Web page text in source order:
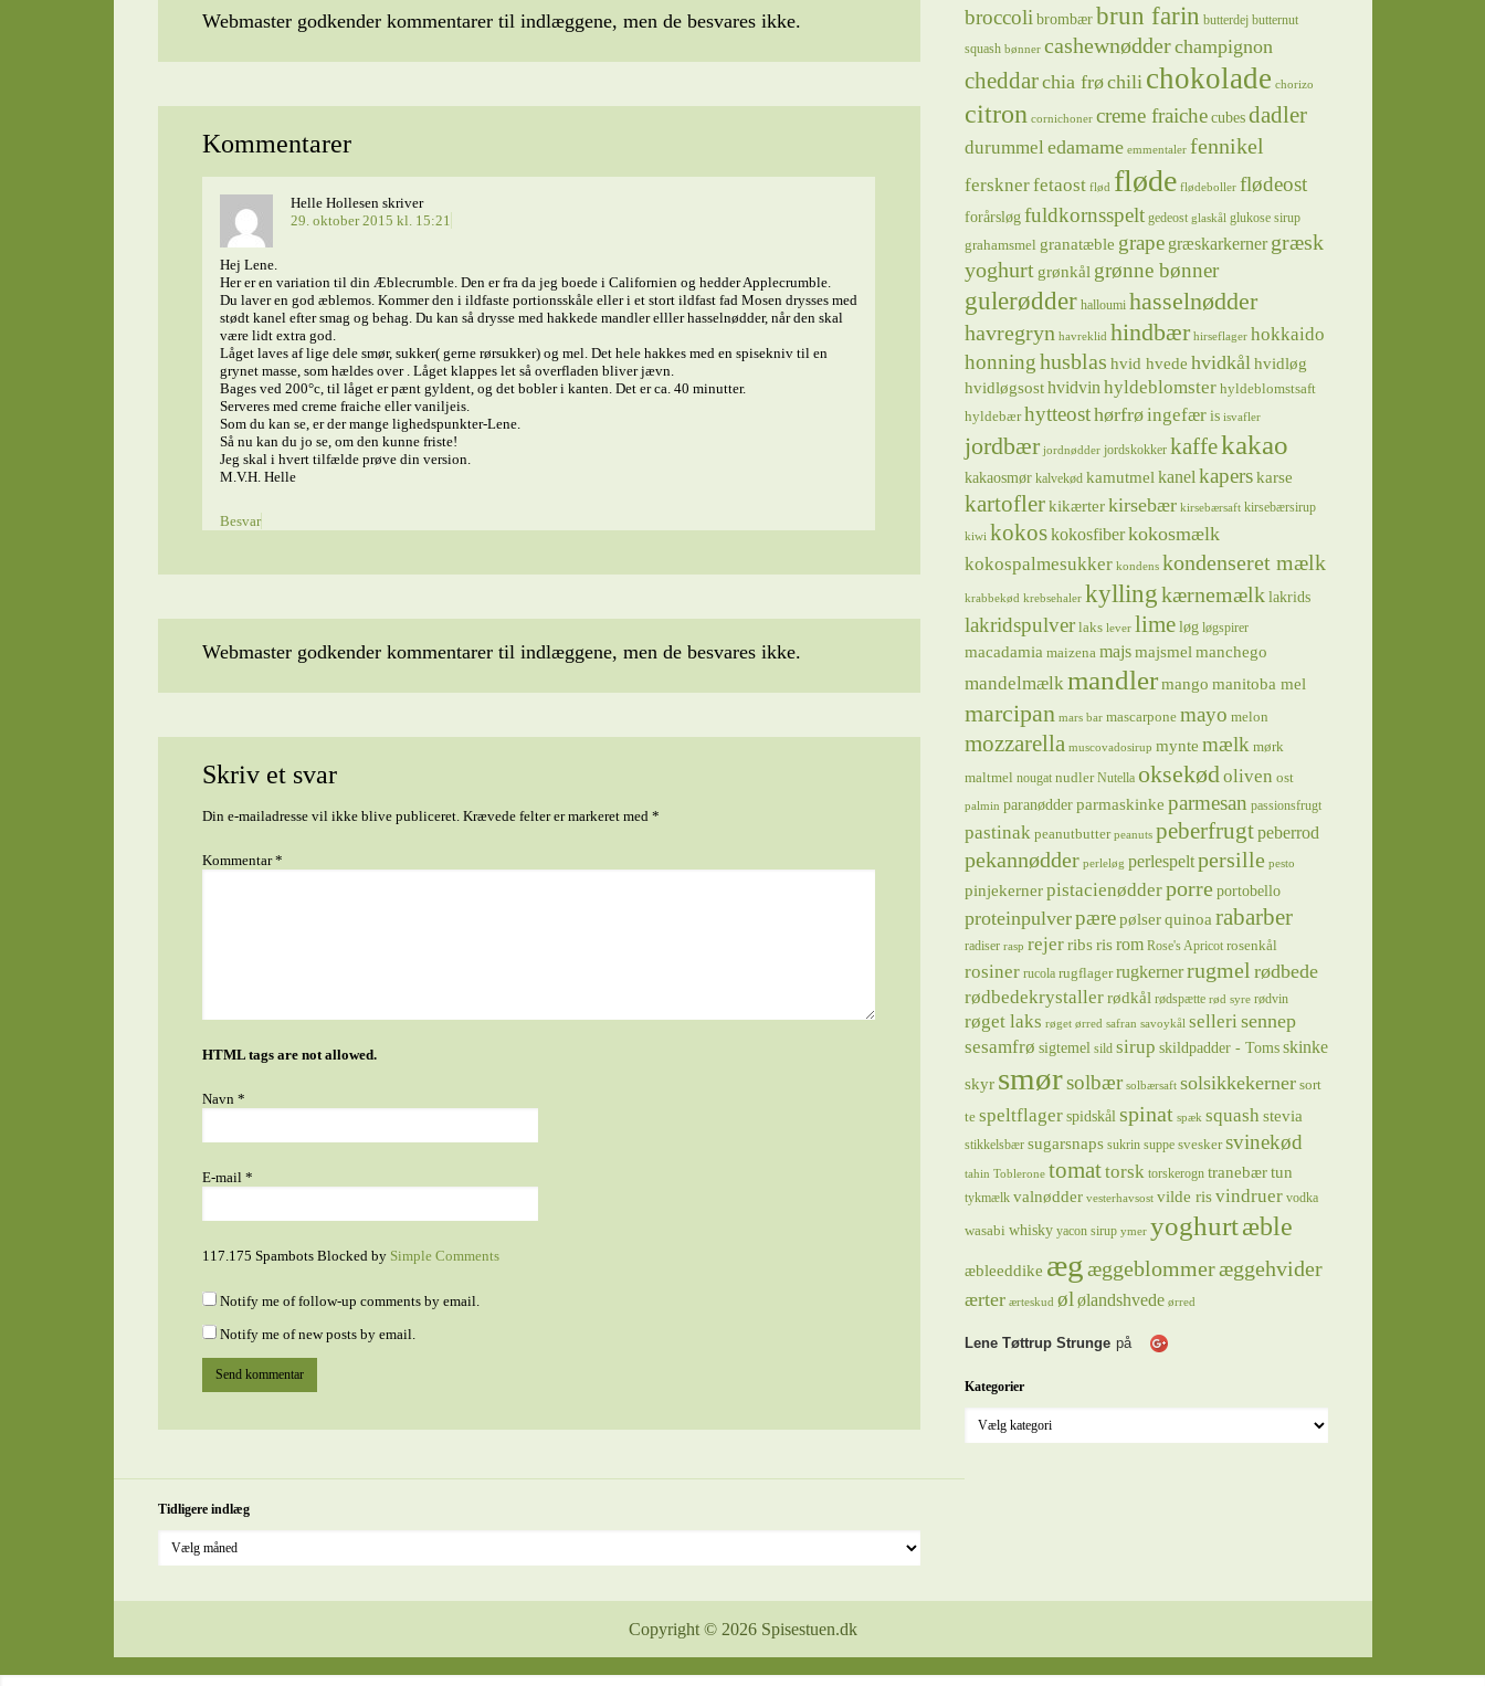
Webmaster godkender kommentarer til indlæggene, men de besvares ikke.
Kommentarer
Helle Hollesen skriver
29. oktober 2015 kl. 15:21
Hej Lene.
Her er en variation til din Æblecrumble. Den er fra da jeg boede i Californien og hedder Applecrumble.
Du laver en god æblemos. Kommer den i ildfaste portionsskåle eller i et stort ildfast fad Mosen drysses med
stødt kanel efter smag og behag. Du kan så drysse med hakkede mandler elller hasselnødder, når den skal
være lidt extra god.
Låget laves af lige dele smør, sukker( gerne rørsukker) og mel. Det hele hakkes med en spisekniv til en
grynet masse, som hældes over . Låget klappes let så overfladen bliver jævn.
Bages ved 200°c, til låget er pænt gyldent, og det bobler i kanten. Det er ca. 40 minutter.
Serveres med creme fraiche eller vaniljeis.
Som du kan se, er der mange lighedspunkter-Lene.
Så nu kan du jo se, om den kunne friste!
Jeg skal i hvert tilfælde prøve din version.
M.V.H. Helle
Besvar
Webmaster godkender kommentarer til indlæggene, men de besvares ikke.
Skriv et svar
Din e-mailadresse vil ikke blive publiceret. Krævede felter er markeret med *
Kommentar*
HTML tags are not allowed.
Navn *
E-mail *
117.175 Spambots Blocked by Simple Comments
Notify me of follow-up comments by email.
Notify me of new posts by email.
broccoli brombær brun farin butterdej butternut
squash bønner cashewnødderchampignon
cheddarchia frøchili chokolade chorizo
citron cornichoner creme fraiche cubes dadler
durummeledamame emmentaler fennikel
fersknerfetaost flød fløde flødeboller flødeost
forårsløg fuldkornsspelt gedeost glaskål glukose sirup
grahamsmel granatæble grape græskarkerner græsk
yoghurt grønkål grønne bønner
gulerødder halloumi hasselnødder
havregryn havreklid hindbær hirseflager hokkaido
honninghusblas hvid hvede hvidkål hvidløg
hvidløgsost hvidvin hyldeblomster hyldeblomstsaft
hyldebær hytteosthørfrøingefær is isvafler
jordbær jordnødder jordskokker kaffekakao
kakaosmør kalvekød kamutmel kanelkapers karse
kartofler kikærter kirsebær kirsebærsaft kirsebærsirup
kiwi kokos kokosfiber kokosmælk
kokospalmesukker kondens kondenseret mælk
krabbekød krebsehaler kyllingkærnemælk lakrids
lakridspulver laks lever lime løg løgspirer
macadamia maizena majs majsmel manchego
mandelmælkmandler mango manitoba mel
marcipan mars bar mascarpone mayo melon
mozzarella muscovadosirup mynte mælk mørk
maltmel nougat nudler Nutella oksekødoliven ost
palmin paranødder parmaskinke parmesan passionsfrugt
pastinak peanutbutter peanuts peberfrugtpeberrod
pekannødder perleløg perlespelt persille pesto
pinjekerner pistacienødderporre portobello
proteinpulverpære pølser quinoa rabarber
radiser rasp rejer ribs ris rom Rose's Apricot rosenkål
rosiner rucola rugflager rugkernerrugmel rødbede
rødbedekrystaller rødkål rødspætte rød syre rødvin
røget laks røget ørred safran savoykål sellerisennep
sesamfrø sigtemel sild sirup skildpadder - Toms skinke
skyr smørsolbær solbærsaft solsikkekerner sort
te speltflager spidskål spinat spæk squash stevia
stikkelsbær sugarsnaps sukrin suppe svesker svinekød
tahin Toblerone tomattorsk torskerogn tranebær tun
tykmælk valnødder vesterhavsost vilde ris vindruer vodka
wasabi whisky yacon sirup ymer yoghurtæble
æbleeddike æg æggeblommeræggehvider
ærter ærteskud øl ølandshvede ørred
Lene Tøttrup Strunge på
Kategorier
Tidligere indlæg
Copyright © 2026 Spisestuen.dk